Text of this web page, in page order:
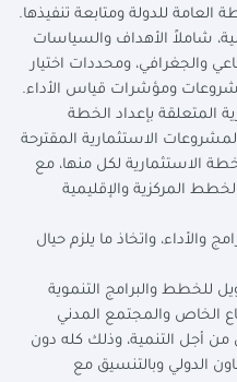
العامة للدولة ومتابعة تنفيذها.
شاملاً الأهداف والسياسات
والجغرافي، ومحددات اختيار
ومؤشرات قياس الأداء.
المتعلقة بإعداد الخطة
الاستثمارية المقترحة
الاستثمارية لكل منها، مع
المركزية والإقليمية
والأداء، واتخاذ ما يلزم حيال
للخطط والبرامج التنموية
الخاص والمجتمع المدني
من أجل التنمية، وذلك كله دون
الدولي وبالتنسيق مع